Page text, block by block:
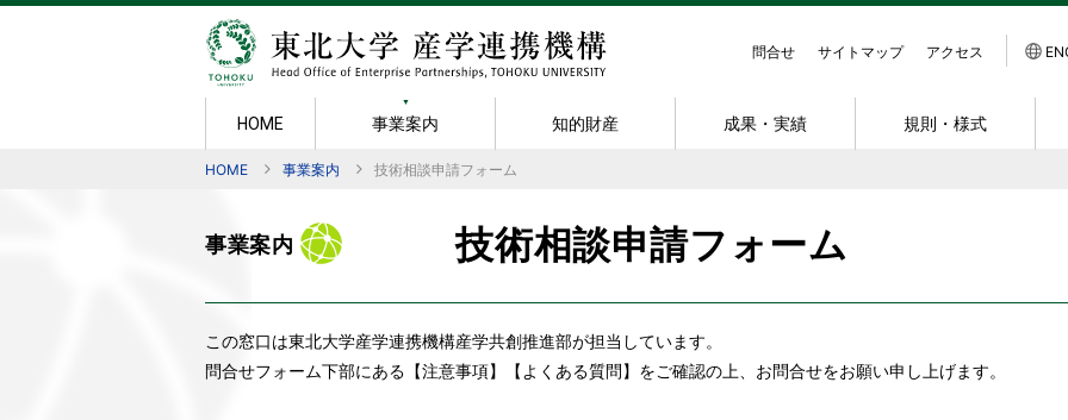
問合せ サイトマップ アクセス
HOME 事業案内
技術相談
学術指導
共同研究
受託研究員
寄附講座・寄附研究部門
共用機器利用
知的財産
組織図
東北大学発スタートアップへの
技術移転の基本的考え方
共同の発明が生まれたら
発明紹介
届出・出願・登録状況
成果・実績
日本オープンイノベーション大
賞
規則・様式
新技術説明会アーカイブ
連携活動拠点
HOME 事業案内 技術相談申請フォーム
事業案内 技術相談申請フォーム
この窓口は東北大学産学連携機構産学共創推進部が担当しています。
問合せフォーム下部にある【注意事項】【よくある質問】をご確認の上、お問合せをお願い申し上げます。